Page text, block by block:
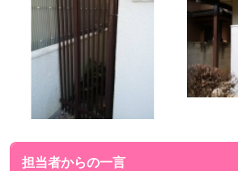
担当者からの一言